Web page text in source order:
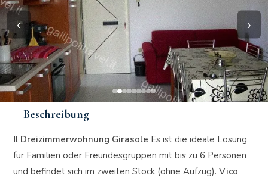
‹ ›
Beschreibung
Il Dreizimmerwohnung Girasole Es ist die ideale Lösung
für Familien oder Freundesgruppen mit bis zu 6 Personen
und befindet sich im zweiten Stock (ohne Aufzug).Vico